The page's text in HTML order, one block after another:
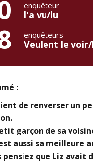
enquêteur
l'a vu/lu
enquêteurs
Veulent le
:
de renverser un
garçon de sa
aussi sa meilleure
pensiez que Liz avait